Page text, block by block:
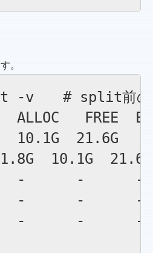
。
v　　# split前の
ALLOC   FREE
10.1G  21.6G
10.1G
-      -      -
-      -      -
-      -      -